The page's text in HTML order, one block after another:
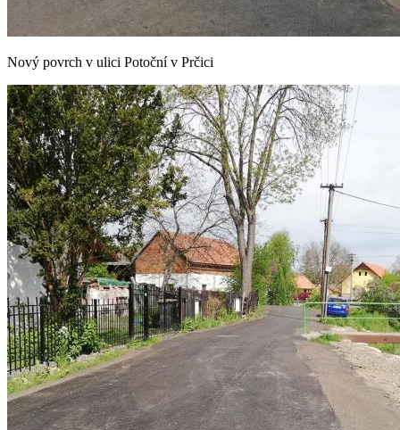
Nový povrch v ulici Potoční v Prčici